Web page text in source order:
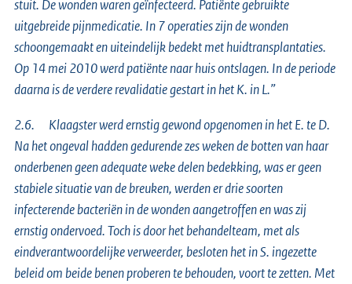
stuit. De wonden waren geïnfecteerd. Patiënte gebruikte
uitgebreide pijnmedicatie. In 7 operaties zijn de wonden
schoongemaakt en uiteindelijk bedekt met huidtransplantaties.
Op 14 mei 2010 werd patiënte naar huis ontslagen. In de periode
daarna is de verdere revalidatie gestart in het K. in L.”
2.6. Klaagster werd ernstig gewond opgenomen in het E. te D.
Na het ongeval hadden gedurende zes weken de botten van haar
onderbenen geen adequate weke delen bedekking, was er geen
stabiele situatie van de breuken, werden er drie soorten
infecterende bacteriën in de wonden aangetroffen en was zij
ernstig ondervoed. Toch is door het behandelteam, met als
eindverantwoordelijke verweerder, besloten het in S. ingezette
beleid om beide benen proberen te behouden, voort te zetten. Met